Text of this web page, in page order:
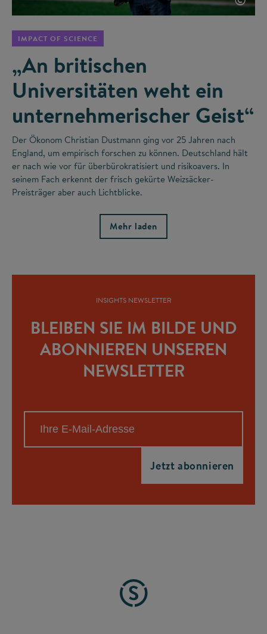
IMPACT OF SCIENCE
„An britischen
Universitäten weht ein
unternehmerischer Geist“
Der Ökonom Christian Dustmann ging vor 25 Jahren nach
England, um empirisch forschen zu können. Deutschland hält
er nach wie vor für überbürokratisiert und risikoavers. In
seinem Fach erkennt der frisch gekürte Weizsäcker-
Preisträger aber auch Lichtblicke.
Mehr laden
INSIGHTS NEWSLETTER
BLEIBEN SIE IM BILDE UND
ABONNIEREN UNSEREN
NEWSLETTER